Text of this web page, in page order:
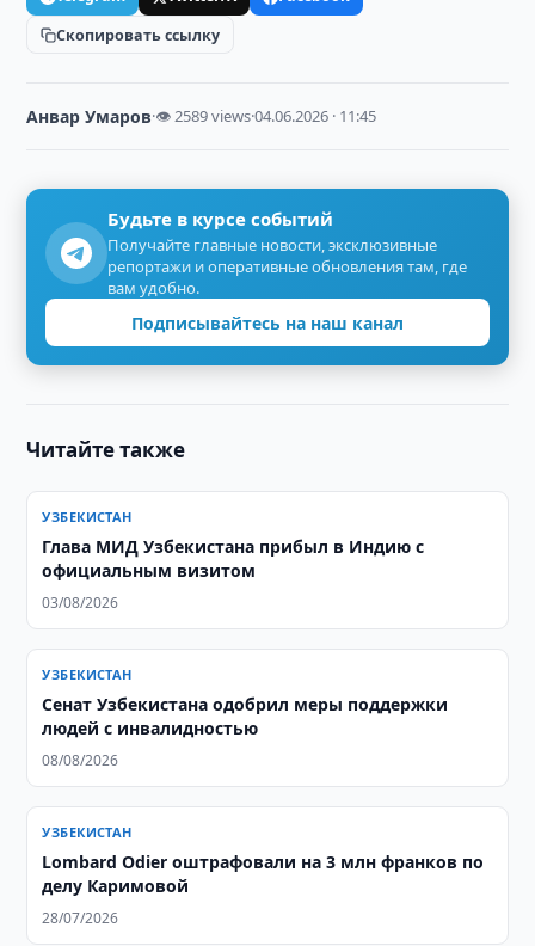
Скопировать ссылку
Анвар Умаров·👁 2589 views·04.06.2026 · 11:45
Будьте в курсе событий
Получайте главные новости, эксклюзивные
репортажи и оперативные обновления там, где
вам удобно.
Подписывайтесь на наш канал
Читайте также
УЗБЕКИСТАН
Глава МИД Узбекистана прибыл в Индию с
официальным визитом
03/08/2026
УЗБЕКИСТАН
Сенат Узбекистана одобрил меры поддержки
людей с инвалидностью
08/08/2026
УЗБЕКИСТАН
Lombard Odier оштрафовали на 3 млн франков по
делу Каримовой
28/07/2026